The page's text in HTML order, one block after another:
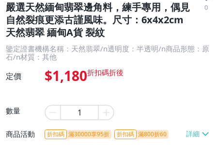
嚴選天然緬甸翡翠邊角料，練手專用，偶見
自然裂痕更添古謹風味。尺寸：6x4x2cm
天然翡翠 緬甸A貨 裂紋
0
鑒定證書機構名稱：天然翡翠/n透明度：半透明/n商品形態：原
石/n材質：其他
定價 $1,180
數量
商品活動 折扣碼 滿30000享95折 折扣碼 滿800折60